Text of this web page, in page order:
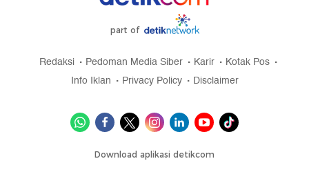
part of
Redaksi Pedoman Media Siber Karir
Kotak Pos
Info Iklan
Privacy Policy Disclaimer
Download aplikasi detikcom